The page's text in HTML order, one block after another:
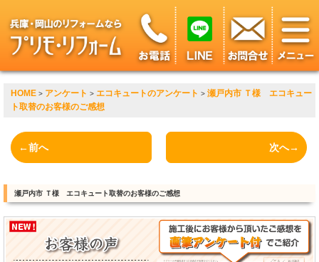
HOME > アンケート > エコキュートのアンケート > 瀬戸内市 Ｔ様 エコキュー
ト取替のお客様のご感想
←前へ 次へ→
瀬戸内市 Ｔ様 エコキュート取替のお客様のご感想